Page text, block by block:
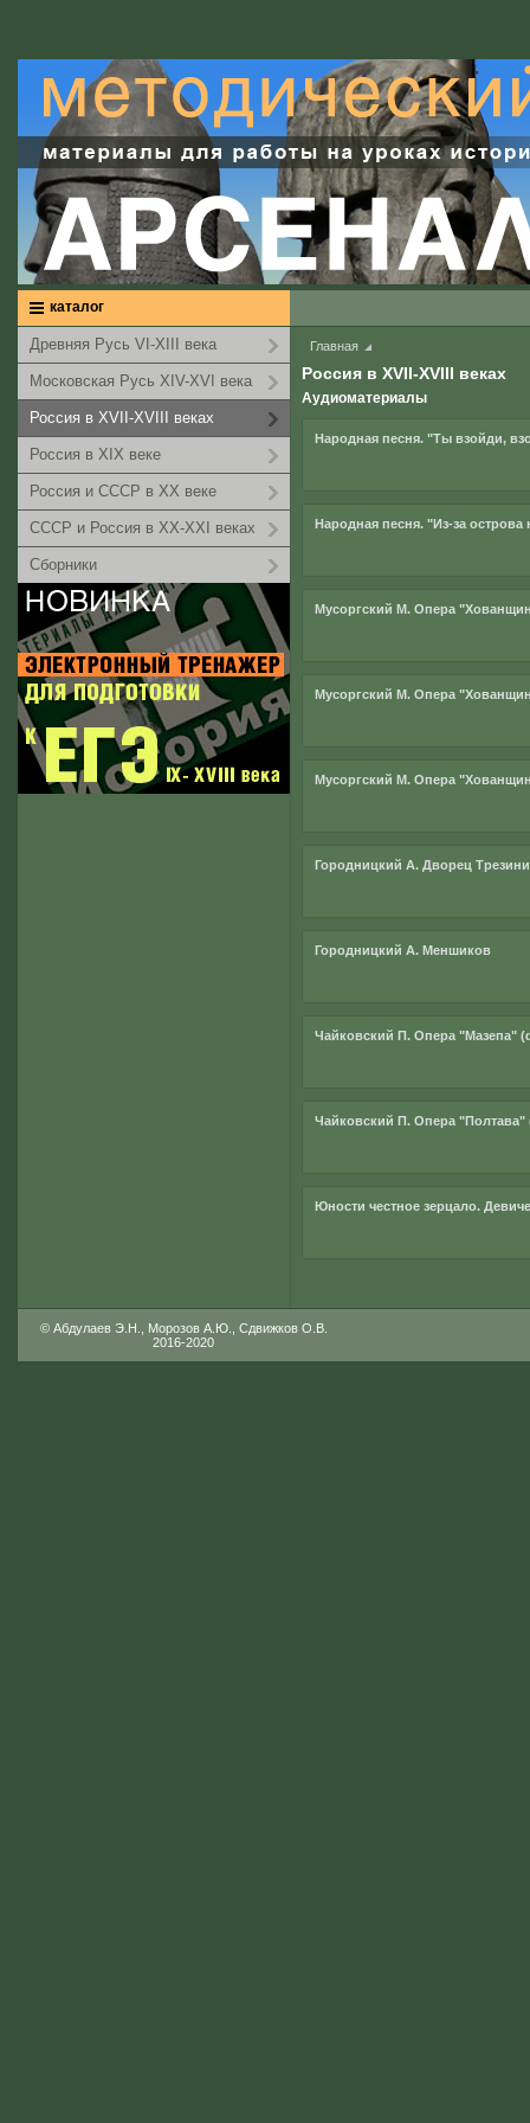
каталог
Древняя Русь VI-XIII века
Московская Русь XIV-XVI века
Россия в XVII-XVIII веках
Россия в XIX веке
Россия и СССР в XX веке
СССР и Россия в XX-XXI веках
Сборники
Главная
Россия в XVII-XVIII веках
Аудиоматериалы
Народная песня. "Ты взойди,
Народная песня. "Из-за острова
Мусоргский М. Опера
Мусоргский М. Опера
Мусоргский М. Опера
Городницкий А. Дворец Трезини
Городницкий А. Меншиков
Чайковский П. Опера "Мазепа"
Чайковский П. Опера "Полтава"
Юности честное зерцало.
© Абдулаев Э.Н., Морозов А.Ю., Сдвижков О.В.
2016-2020